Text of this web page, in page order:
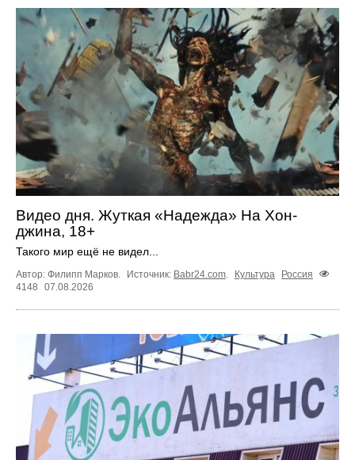
Видео дня. Жуткая «Надежда» На Хон-
джина, 18+
Такого мир ещё не видел...
Автор: Филипп Марков. Источник: Babr24.com. Культура
Россия
4148
07.08.2026